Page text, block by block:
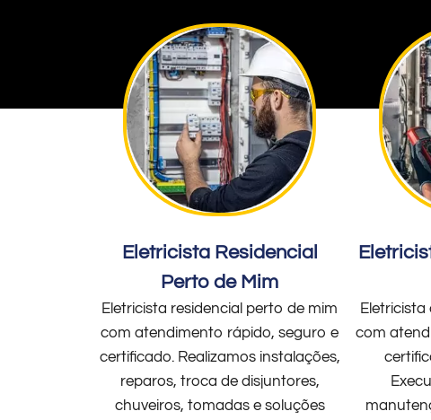
Eletricista Residencial
Perto de Mim
Eletricista residencial perto de mim
com atendimento rápido, seguro e
certificado. Realizamos instalações,
reparos, troca de disjuntores,
chuveiros, tomadas e soluções
com